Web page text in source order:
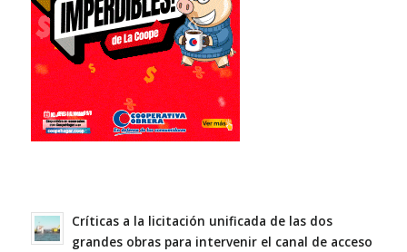
Críticas a la licitación unificada de las dos
grandes obras para intervenir el canal de acceso